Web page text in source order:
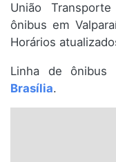
Paraná
Santa
Rio Grande
União
ônibus em
Horários
Linha de ônibus
Brasília.